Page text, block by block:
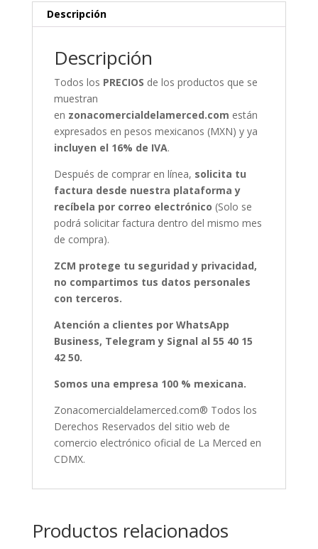
Descripción
Descripción
Todos los PRECIOS de los productos que se
muestran
en zonacomercialdelamerced.com están
expresados en pesos mexicanos (MXN) y ya
incluyen el 16% de IVA.
Después de comprar en línea, solicita tu
factura desde nuestra plataforma y
recíbela por correo electrónico (Solo se
podrá solicitar factura dentro del mismo mes
de compra).
ZCM protege tu seguridad y privacidad,
no compartimos tus datos personales
con terceros.
Atención a clientes por WhatsApp
Business, Telegram y Signal al 55 40 15
42 50.
Somos una empresa 100 % mexicana.
Zonacomercialdelamerced.com® Todos los
Derechos Reservados del sitio web de
comercio electrónico oficial de La Merced en
CDMX.
Productos relacionados